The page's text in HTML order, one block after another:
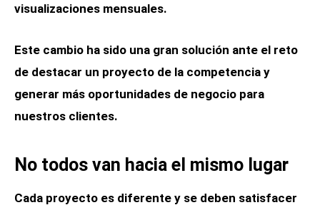
visualizaciones mensuales.
Este cambio ha sido una gran solución ante el reto
de destacar un proyecto de la competencia y
generar más oportunidades de negocio para
nuestros clientes.
No todos van hacia el mismo lugar
Cada proyecto es diferente y se deben satisfacer